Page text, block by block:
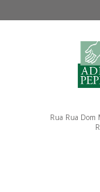
Rua Rua Dom